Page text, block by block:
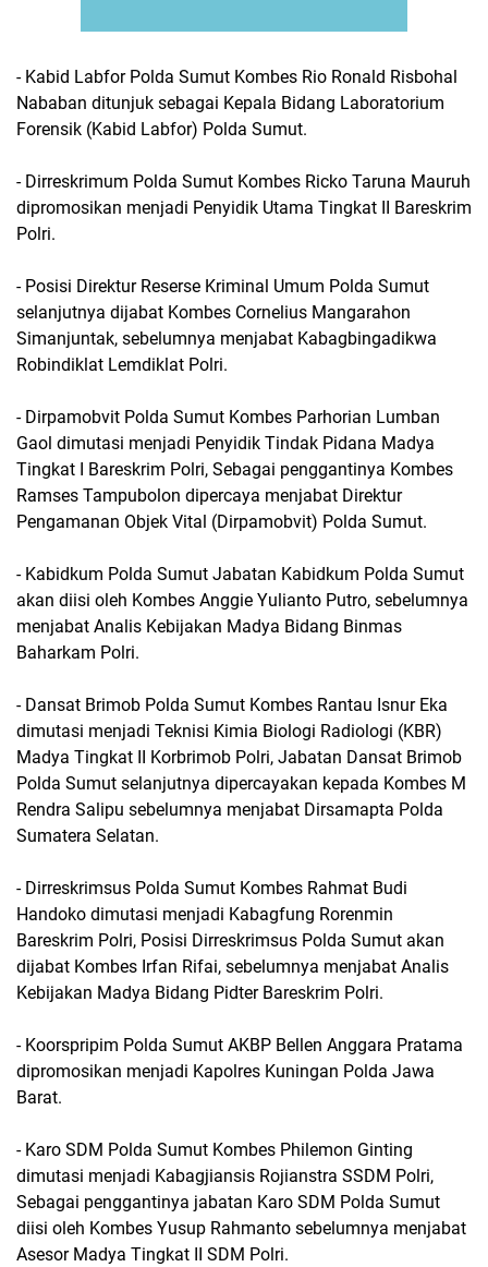
- Kabid Labfor Polda Sumut Kombes Rio Ronald Risbohal
Nababan ditunjuk sebagai Kepala Bidang Laboratorium
Forensik (Kabid Labfor) Polda Sumut.
- Dirreskrimum Polda Sumut Kombes Ricko Taruna Mauruh
dipromosikan menjadi Penyidik Utama Tingkat II Bareskrim
Polri.
- Posisi Direktur Reserse Kriminal Umum Polda Sumut
selanjutnya dijabat Kombes Cornelius Mangarahon
Simanjuntak, sebelumnya menjabat Kabagbingadikwa
Robindiklat Lemdiklat Polri.
- Dirpamobvit Polda Sumut Kombes Parhorian Lumban
Gaol dimutasi menjadi Penyidik Tindak Pidana Madya
Tingkat I Bareskrim Polri, Sebagai penggantinya Kombes
Ramses Tampubolon dipercaya menjabat Direktur
Pengamanan Objek Vital (Dirpamobvit) Polda Sumut.
- Kabidkum Polda Sumut Jabatan Kabidkum Polda Sumut
akan diisi oleh Kombes Anggie Yulianto Putro, sebelumnya
menjabat Analis Kebijakan Madya Bidang Binmas
Baharkam Polri.
- Dansat Brimob Polda Sumut Kombes Rantau Isnur Eka
dimutasi menjadi Teknisi Kimia Biologi Radiologi (KBR)
Madya Tingkat II Korbrimob Polri, Jabatan Dansat Brimob
Polda Sumut selanjutnya dipercayakan kepada Kombes M
Rendra Salipu sebelumnya menjabat Dirsamapta Polda
Sumatera Selatan.
- Dirreskrimsus Polda Sumut Kombes Rahmat Budi
Handoko dimutasi menjadi Kabagfung Rorenmin
Bareskrim Polri, Posisi Dirreskrimsus Polda Sumut akan
dijabat Kombes Irfan Rifai, sebelumnya menjabat Analis
Kebijakan Madya Bidang Pidter Bareskrim Polri.
- Koorspripim Polda Sumut AKBP Bellen Anggara Pratama
dipromosikan menjadi Kapolres Kuningan Polda Jawa
Barat.
- Karo SDM Polda Sumut Kombes Philemon Ginting
dimutasi menjadi Kabagjiansis Rojianstra SSDM Polri,
Sebagai penggantinya jabatan Karo SDM Polda Sumut
diisi oleh Kombes Yusup Rahmanto sebelumnya menjabat
Asesor Madya Tingkat II SDM Polri.